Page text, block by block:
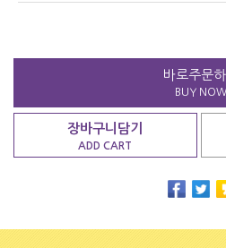
바로주문하
BUY NOW
장바구니담기
ADD CART